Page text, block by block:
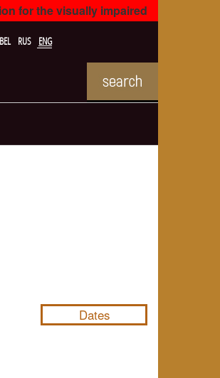
for the visually impaired
BEL RUS ENG
Dates